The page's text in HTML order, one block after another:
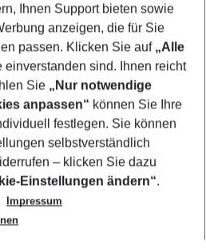
Ihnen Support bieten sowie
anzeigen, die für Sie
passen. Klicken Sie auf „Alle
einverstanden sind. Ihnen reicht
Sie „Nur notwendige
anpassen“ können Sie Ihre
festlegen. Sie können
selbstverständlich
– klicken Sie dazu
Einstellungen ändern“.
Impressum